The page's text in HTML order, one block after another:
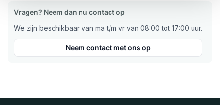
Vragen? Neem dan nu contact op
We zijn beschikbaar van ma t/m vr van 08:00 tot 17:00 uur.
Neem contact met ons op